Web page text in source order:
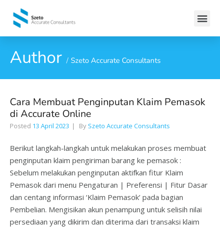
Author Szeto Accurate Consultants
Cara Membuat Penginputan Klaim Pemasok
di Accurate Online
Posted 13 April 2023 By Szeto Accurate Consultants
Berikut langkah-langkah untuk melakukan proses membuat
penginputan klaim pengiriman barang ke pemasok :
Sebelum melakukan penginputan aktifkan fitur Klaim
Pemasok dari menu Pengaturan | Preferensi | Fitur Dasar
dan centang informasi ‘Klaim Pemasok’ pada bagian
Pembelian. Mengisikan akun penampung untuk selisih nilai
persediaan yang dikirim dan diterima dari transaksi klaim